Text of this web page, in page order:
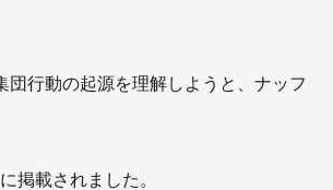
行動の起源を理解しようと、ナッフ
掲載されました。